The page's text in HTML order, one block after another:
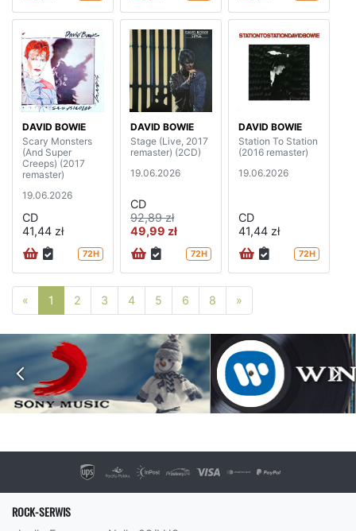
DAVID BOWIE
Scary Monsters
(And Super
Creeps) (2017
remaster)
19.06.2026
CD
41,44 zł
72H
DAVID BOWIE
Stage (Live, 2017
remaster) (2CD)
19.06.2026
CD
92,89 zł
49,99 zł
72H
DAVID BOWIE
Station To Station
(2016 remaster)
19.06.2026
CD
41,44 zł
72H
« Poprzednia strona
1 2 3 4 5 6 8 »
ROCK-SERWIS